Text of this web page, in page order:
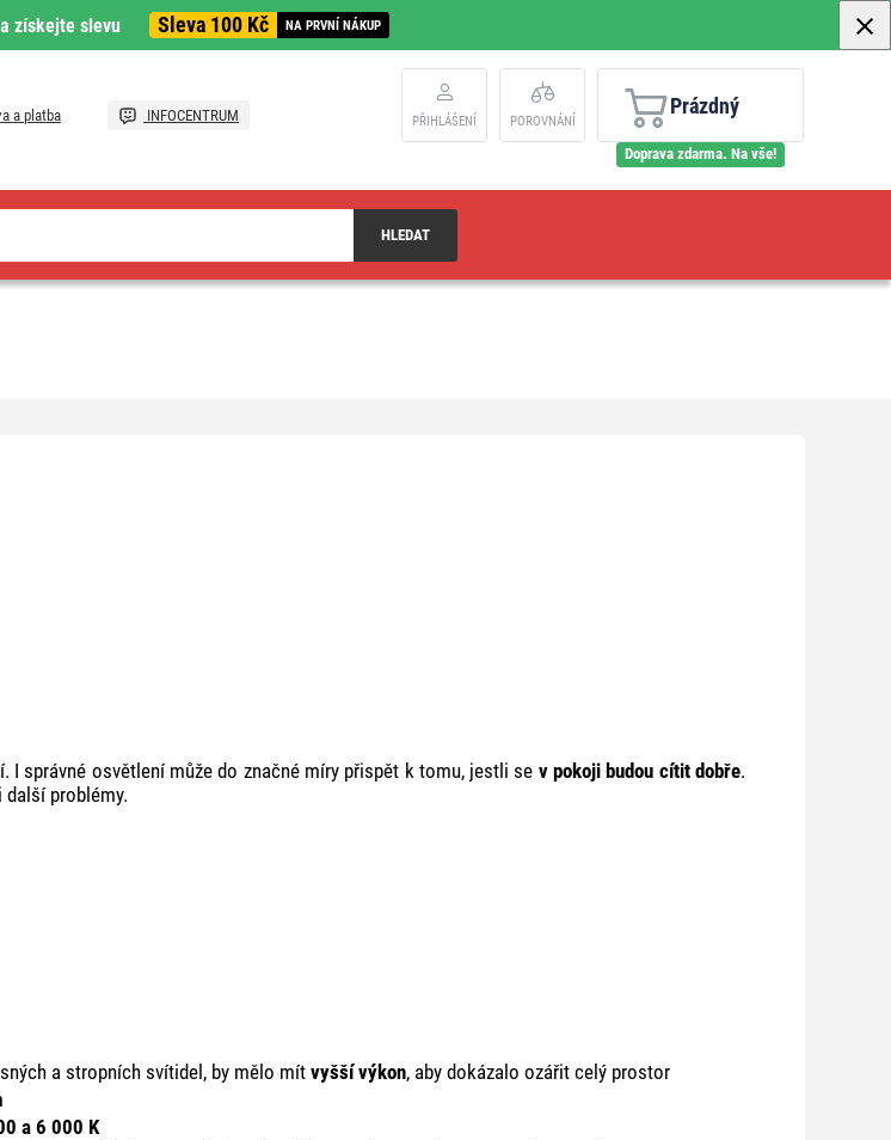
získejte slevu Sleva 100 Kč NA PRVNÍ NÁKUP
a platba INFOCENTRUM PŘIHLÁŠENÍ POROVNÁNÍ
Prázdný
Doprava zdarma. Na vše!
HLEDAT
správné osvětlení může do značné míry přispět k tomu, jestli se v pokoji budou cítit dobře.
problémy.
a stropních svítidel, by mělo mít vyšší výkon, aby dokázalo ozářit celý prostor
a 6 000 K